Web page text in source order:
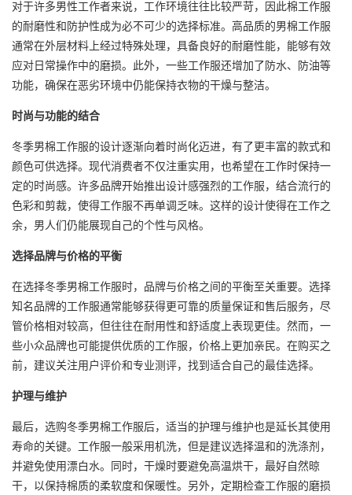
对于许多男性工作者来说，工作环境往往比较严苛，因此棉工作服
的耐磨性和防护性成为必不可少的选择标准。高品质的男棉工作服
通常在外层材料上经过特殊处理，具备良好的耐磨性能，能够有效
应对日常操作中的磨损。此外，一些工作服还增加了防水、防油等
功能，确保在恶劣环境中仍能保持衣物的干燥与整洁。
时尚与功能的结合
冬季男棉工作服的设计逐渐向着时尚化迈进，有了更丰富的款式和
颜色可供选择。现代消费者不仅注重实用，也希望在工作时保持一
定的时尚感。许多品牌开始推出设计感强烈的工作服，结合流行的
色彩和剪裁，使得工作服不再单调乏味。这样的设计使得在工作之
余，男人们仍能展现自己的个性与风格。
选择品牌与价格的平衡
在选择冬季男棉工作服时，品牌与价格之间的平衡至关重要。选择
知名品牌的工作服通常能够获得更可靠的质量保证和售后服务，尽
管价格相对较高，但往往在耐用性和舒适度上表现更佳。然而，一
些小众品牌也可能提供优质的工作服，价格上更加亲民。在购买之
前，建议关注用户评价和专业测评，找到适合自己的最佳选择。
护理与维护
最后，选购冬季男棉工作服后，适当的护理与维护也是延长其使用
寿命的关键。工作服一般采用机洗，但是建议选择温和的洗涤剂，
并避免使用漂白水。同时，干燥时要避免高温烘干，最好自然晾
干，以保持棉质的柔软度和保暖性。另外，定期检查工作服的磨损